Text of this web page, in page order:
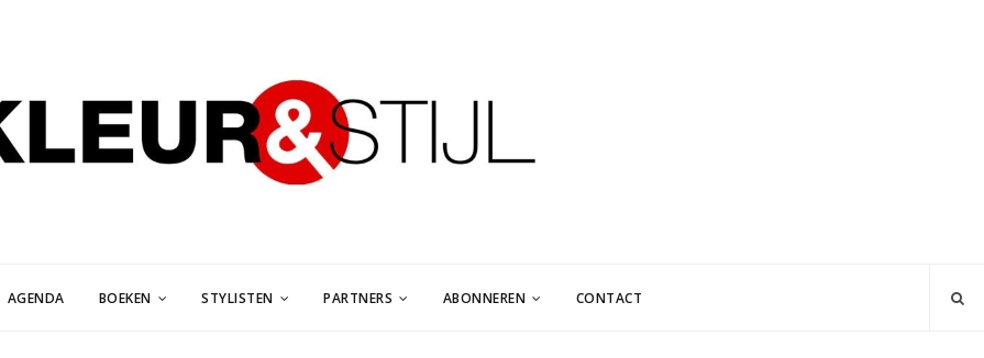
AGENDA BOEKEN STYLISTEN PARTNERS ABONNEREN CONTACT